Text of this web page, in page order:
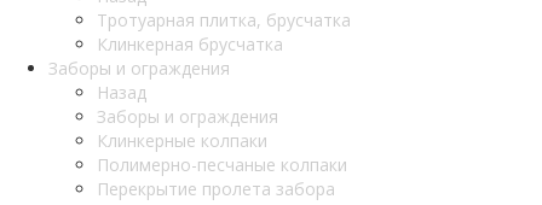
Тротуарная плитка, брусчатка
Клинкерная брусчатка
Заборы и ограждения
Назад
Заборы и ограждения
Клинкерные колпаки
Полимерно-песчаные колпаки
Перекрытие пролета забора